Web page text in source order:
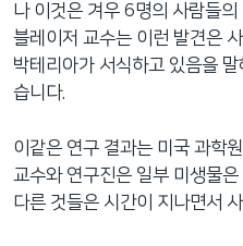
나 이것은 겨우 6명의 사람들
블레이저 교수는 이런 발견은
박테리아가 서식하고 있음을
습니다.
이같은 연구 결과는 미국 과학
교수와 연구진은 일부 미생물
다른 것들은 시간이 지나면서